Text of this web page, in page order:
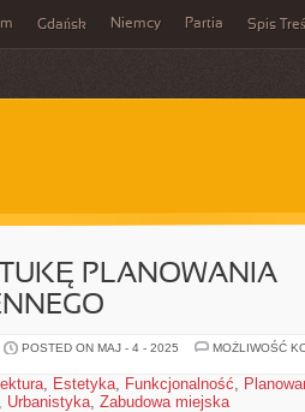
Gdańsk Niemcy Partia Spis
PLANOWANIA
POSTED ON MAJ - 4 - 2025
MOŻLIWOŚĆ
, Estetyka, Funkcjonalność,
Urbanistyka, Zabudowa miejska